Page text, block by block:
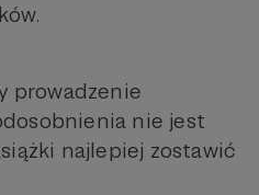
prowadzenie
nie jest
najlepiej zostawić